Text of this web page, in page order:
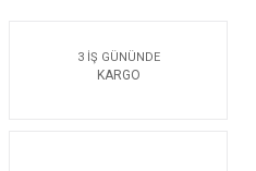
3 İŞ GÜNÜNDE
KARGO